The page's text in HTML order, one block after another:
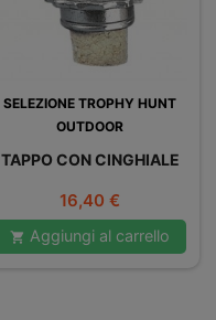
SELEZIONE TROPHY HUNT
OUTDOOR
TAPPO CON CINGHIALE
Prezzo
16,40 €
 Aggiungi al carrello